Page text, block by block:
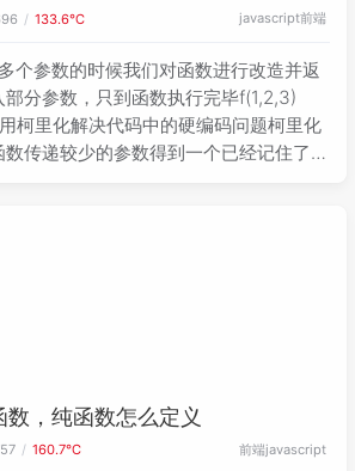
133.6℃ javascript前端
个参数的时候我们对函数进行改造并返
分参数，只到函数执行完毕f(1,2,3)
柯里化解决代码中的硬编码问题柯里化
传递较少的参数得到一个已经记住了某
，纯函数怎么定义
160.7℃ 前端javascript